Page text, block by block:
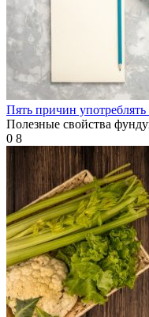
Пять причин
Полезные свойства
0 8